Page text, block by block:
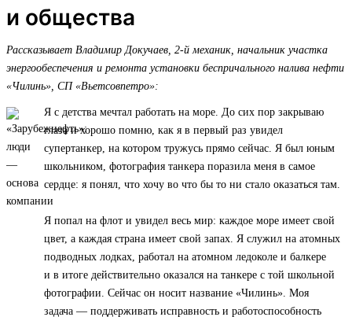
и общества
Рассказывает Владимир Докучаев, 2-й механик, начальник участка
энергообеспечения и ремонта установки беспричального налива нефти
«Чилинь», СП «Вьетсовпетро»:
Я с детства мечтал работать на море. До сих пор закрываю
глаза и хорошо помню, как я в первый раз увидел
супертанкер, на котором тружусь прямо сейчас. Я был юным
школьником, фотография танкера поразила меня в самое
сердце: я понял, что хочу во что бы то ни стало оказаться там.
Я попал на флот и увидел весь мир: каждое море имеет свой
цвет, а каждая страна имеет свой запах. Я служил на атомных
подводных лодках, работал на атомном ледоколе и балкере
и в итоге действительно оказался на танкере с той школьной
фотографии. Сейчас он носит название «Чилинь». Моя
задача — поддерживать исправность и работоспособность